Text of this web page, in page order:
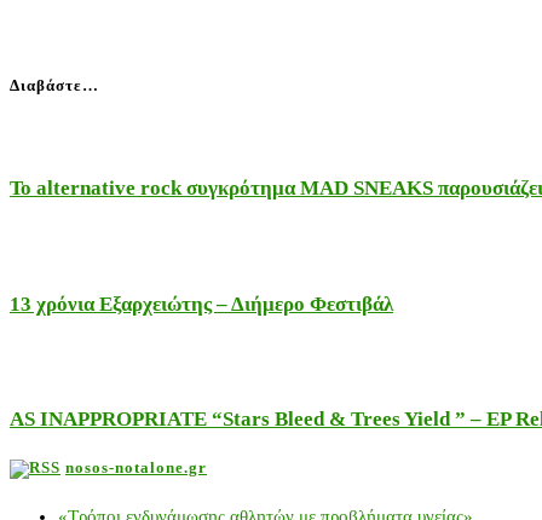
Διαβάστε…
Το alternative rock συγκρότημα MAD SNEAKS
13 χρόνια Εξαρχειώτης – Διήμερο Φεστιβάλ
AS INAPPROPRIATE “Stars Bleed & Trees Yield ” – EP
nosos-notalone.gr
«Τρόποι ενδυνάμωσης αθλητών με προβλήματα υγείας»